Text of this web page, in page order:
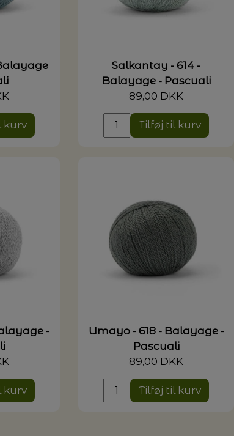
kurv
Salkantay - 614 -
Balayage - Pascuali
89,00 DKK
Tilføj til kurv
-
kurv
Umayo - 618 - Balayage -
Pascuali
89,00 DKK
Tilføj til kurv